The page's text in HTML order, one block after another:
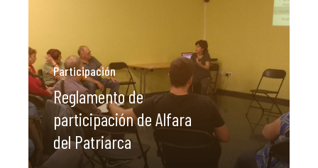
Participación
Reglamento de
participación de Alfara
del Patriarca